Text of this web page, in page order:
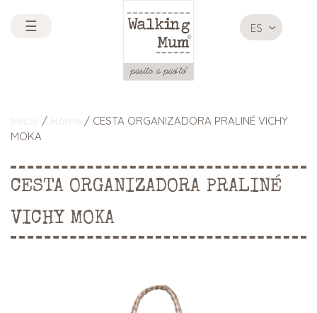
☰ ES
/
/ CESTA ORGANIZADORA PRALINÉ VICHY
MOKA
CESTA ORGANIZADORA PRALINÉ
VICHY MOKA